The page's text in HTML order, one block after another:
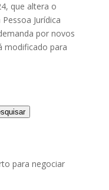
que altera o
Jurídica
por novos
modificado para
para negociar